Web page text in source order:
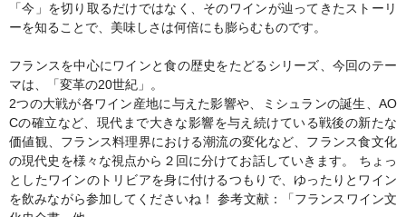
「今」を切り取るだけではなく、そのワインが辿ってきたストーリ
ーを知ることで、美味しさは何倍にも膨らむものです。
フランスを中心にワインと食の歴史をたどるシリーズ、今回のテー
マは、「変革の20世紀」。
2つの大戦が各ワイン産地に与えた影響や、ミシュランの誕生、AO
Cの確立など、現代まで大きな影響を与え続けている戦後の新たな
価値観、フランス料理界における潮流の変化など、フランス食文化
の現代史を様々な視点から２回に分けてお話していきます。 ちょっ
としたワインのトリビアを身に付けるつもりで、ゆったりとワイン
を飲みながら参加してくださいね！ 参考文献：「フランスワイン文